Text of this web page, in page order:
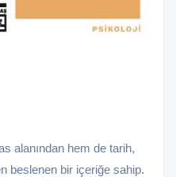
alanından hem de tarih,
beslenen bir içeriğe sahip.